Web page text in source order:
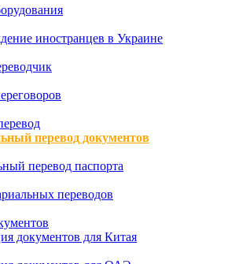
иностранцев в Украине
перевод документов
перевод паспорта
переводов
документов для Китая